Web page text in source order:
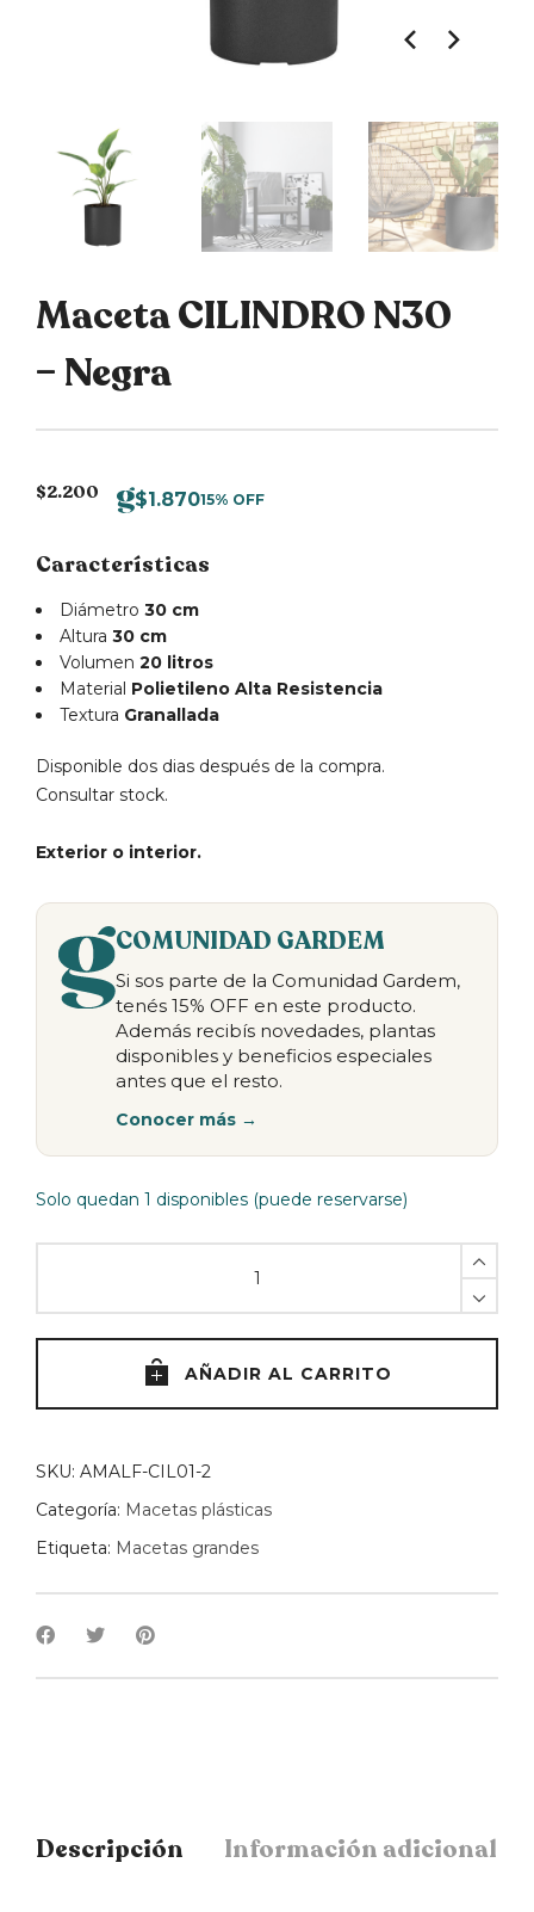
Maceta CILINDRO N30
– Negra
$2.200 $1.87015% OFF
Características
Diámetro 30 cm
Altura 30 cm
Volumen 20 litros
Material Polietileno Alta Resistencia
Textura Granallada
Disponible dos dias después de la compra.
Consultar stock.
Exterior o interior.
COMUNIDAD GARDEM
Si sos parte de la Comunidad Gardem,
tenés 15% OFF en este producto.
Además recibís novedades, plantas
disponibles y beneficios especiales
antes que el resto.
Conocer más →
Solo quedan 1 disponibles (puede reservarse)
N30
-
AÑADIR AL CARRITO
SKU: AMALF-CIL01-2
Categoría: Macetas plásticas
Etiqueta: Macetas grandes
Descripción Información adicional